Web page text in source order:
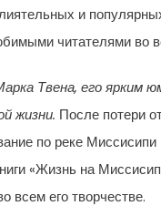
и
читателями во
Твена, его ярким
жизни. После потери
по реке
«Жизнь на
всем его творчестве.